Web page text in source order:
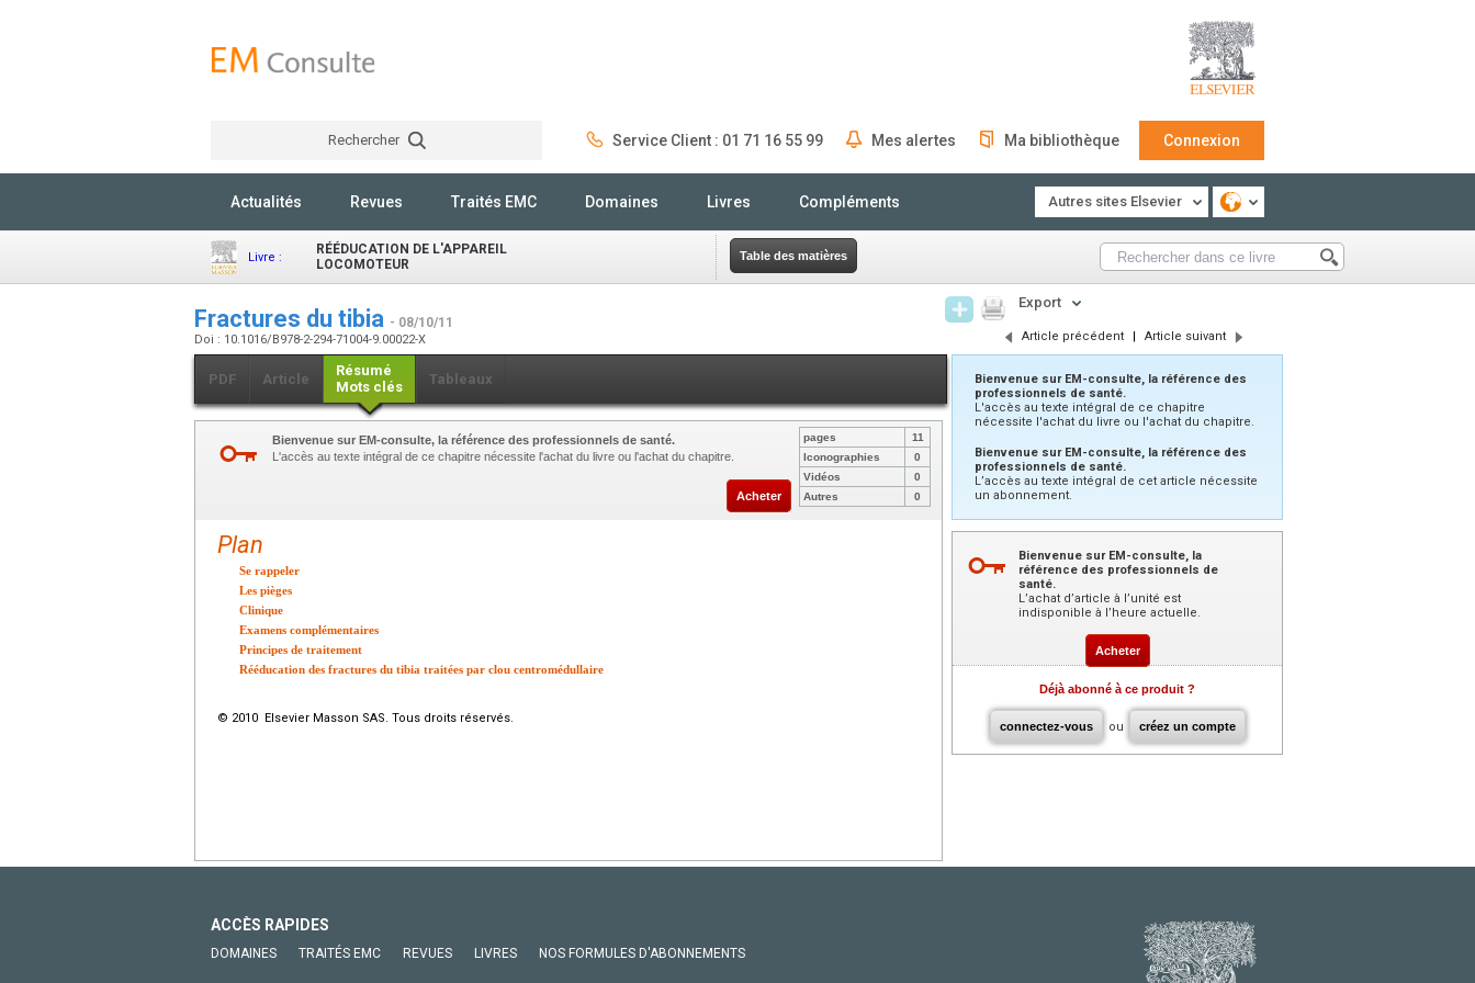
Rechercher Service Client : 01 71 16 55 99 Mes alertes Ma bibliothèque Connexion
Actualités Revues Traités EMC Domaines Livres Compléments Autres sites Elsevier
Livre :
RÉÉDUCATION DE L'APPAREIL
LOCOMOTEUR
Table des matières
Fractures du tibia - 08/10/11
Doi : 10.1016/B978-2-294-71004-9.00022-X
PDF Article
Résumé
Mots clés
Tableaux
Bienvenue sur EM-consulte, la référence des professionnels de santé.
L'accès au texte intégral de ce chapitre nécessite l'achat du livre ou l'achat du chapitre.
Acheter
pages
11
Iconographies
0
Vidéos
0
Autres
0
Plan
Se rappeler
Les pièges
Clinique
Examens complémentaires
Principes de traitement
Rééducation des fractures du tibia traitées par clou centromédullaire
© 2010 Elsevier Masson SAS. Tous droits réservés.
Export
Article précédent | Article suivant
Bienvenue sur EM-consulte, la référence des
professionnels de santé.
L'accès au texte intégral de ce chapitre
nécessite l'achat du livre ou l'achat du chapitre.
Bienvenue sur EM-consulte, la référence des
professionnels de santé.
L’accès au texte intégral de cet article nécessite
un abonnement.
Bienvenue sur EM-consulte, la
référence des professionnels de
santé.
L’achat d’article à l’unité est
indisponible à l’heure actuelle.
Acheter
Déjà abonné à ce produit ?
connectez-vous ou créez un compte
ACCÈS RAPIDES
DOMAINES TRAITÉS EMC REVUES LIVRES NOS FORMULES D'ABONNEMENTS